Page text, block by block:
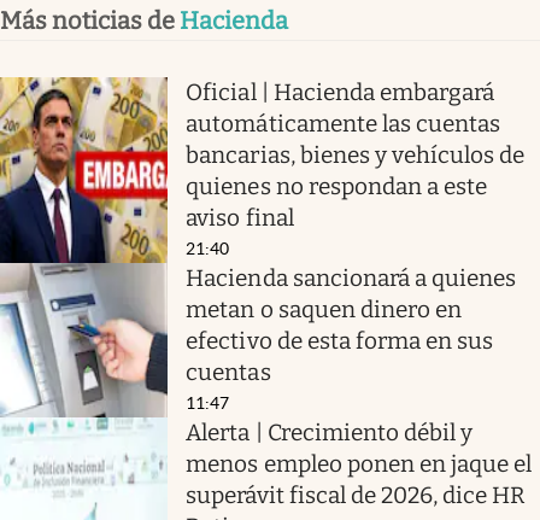
Más noticias de Hacienda
Oficial | Hacienda embargará
automáticamente las cuentas
bancarias, bienes y vehículos de
quienes no respondan a este
aviso final
21:40
Hacienda sancionará a quienes
metan o saquen dinero en
efectivo de esta forma en sus
cuentas
11:47
Alerta | Crecimiento débil y
menos empleo ponen en jaque el
superávit fiscal de 2026, dice HR